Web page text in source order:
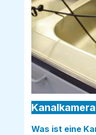
Kanalkamera
Was ist eine